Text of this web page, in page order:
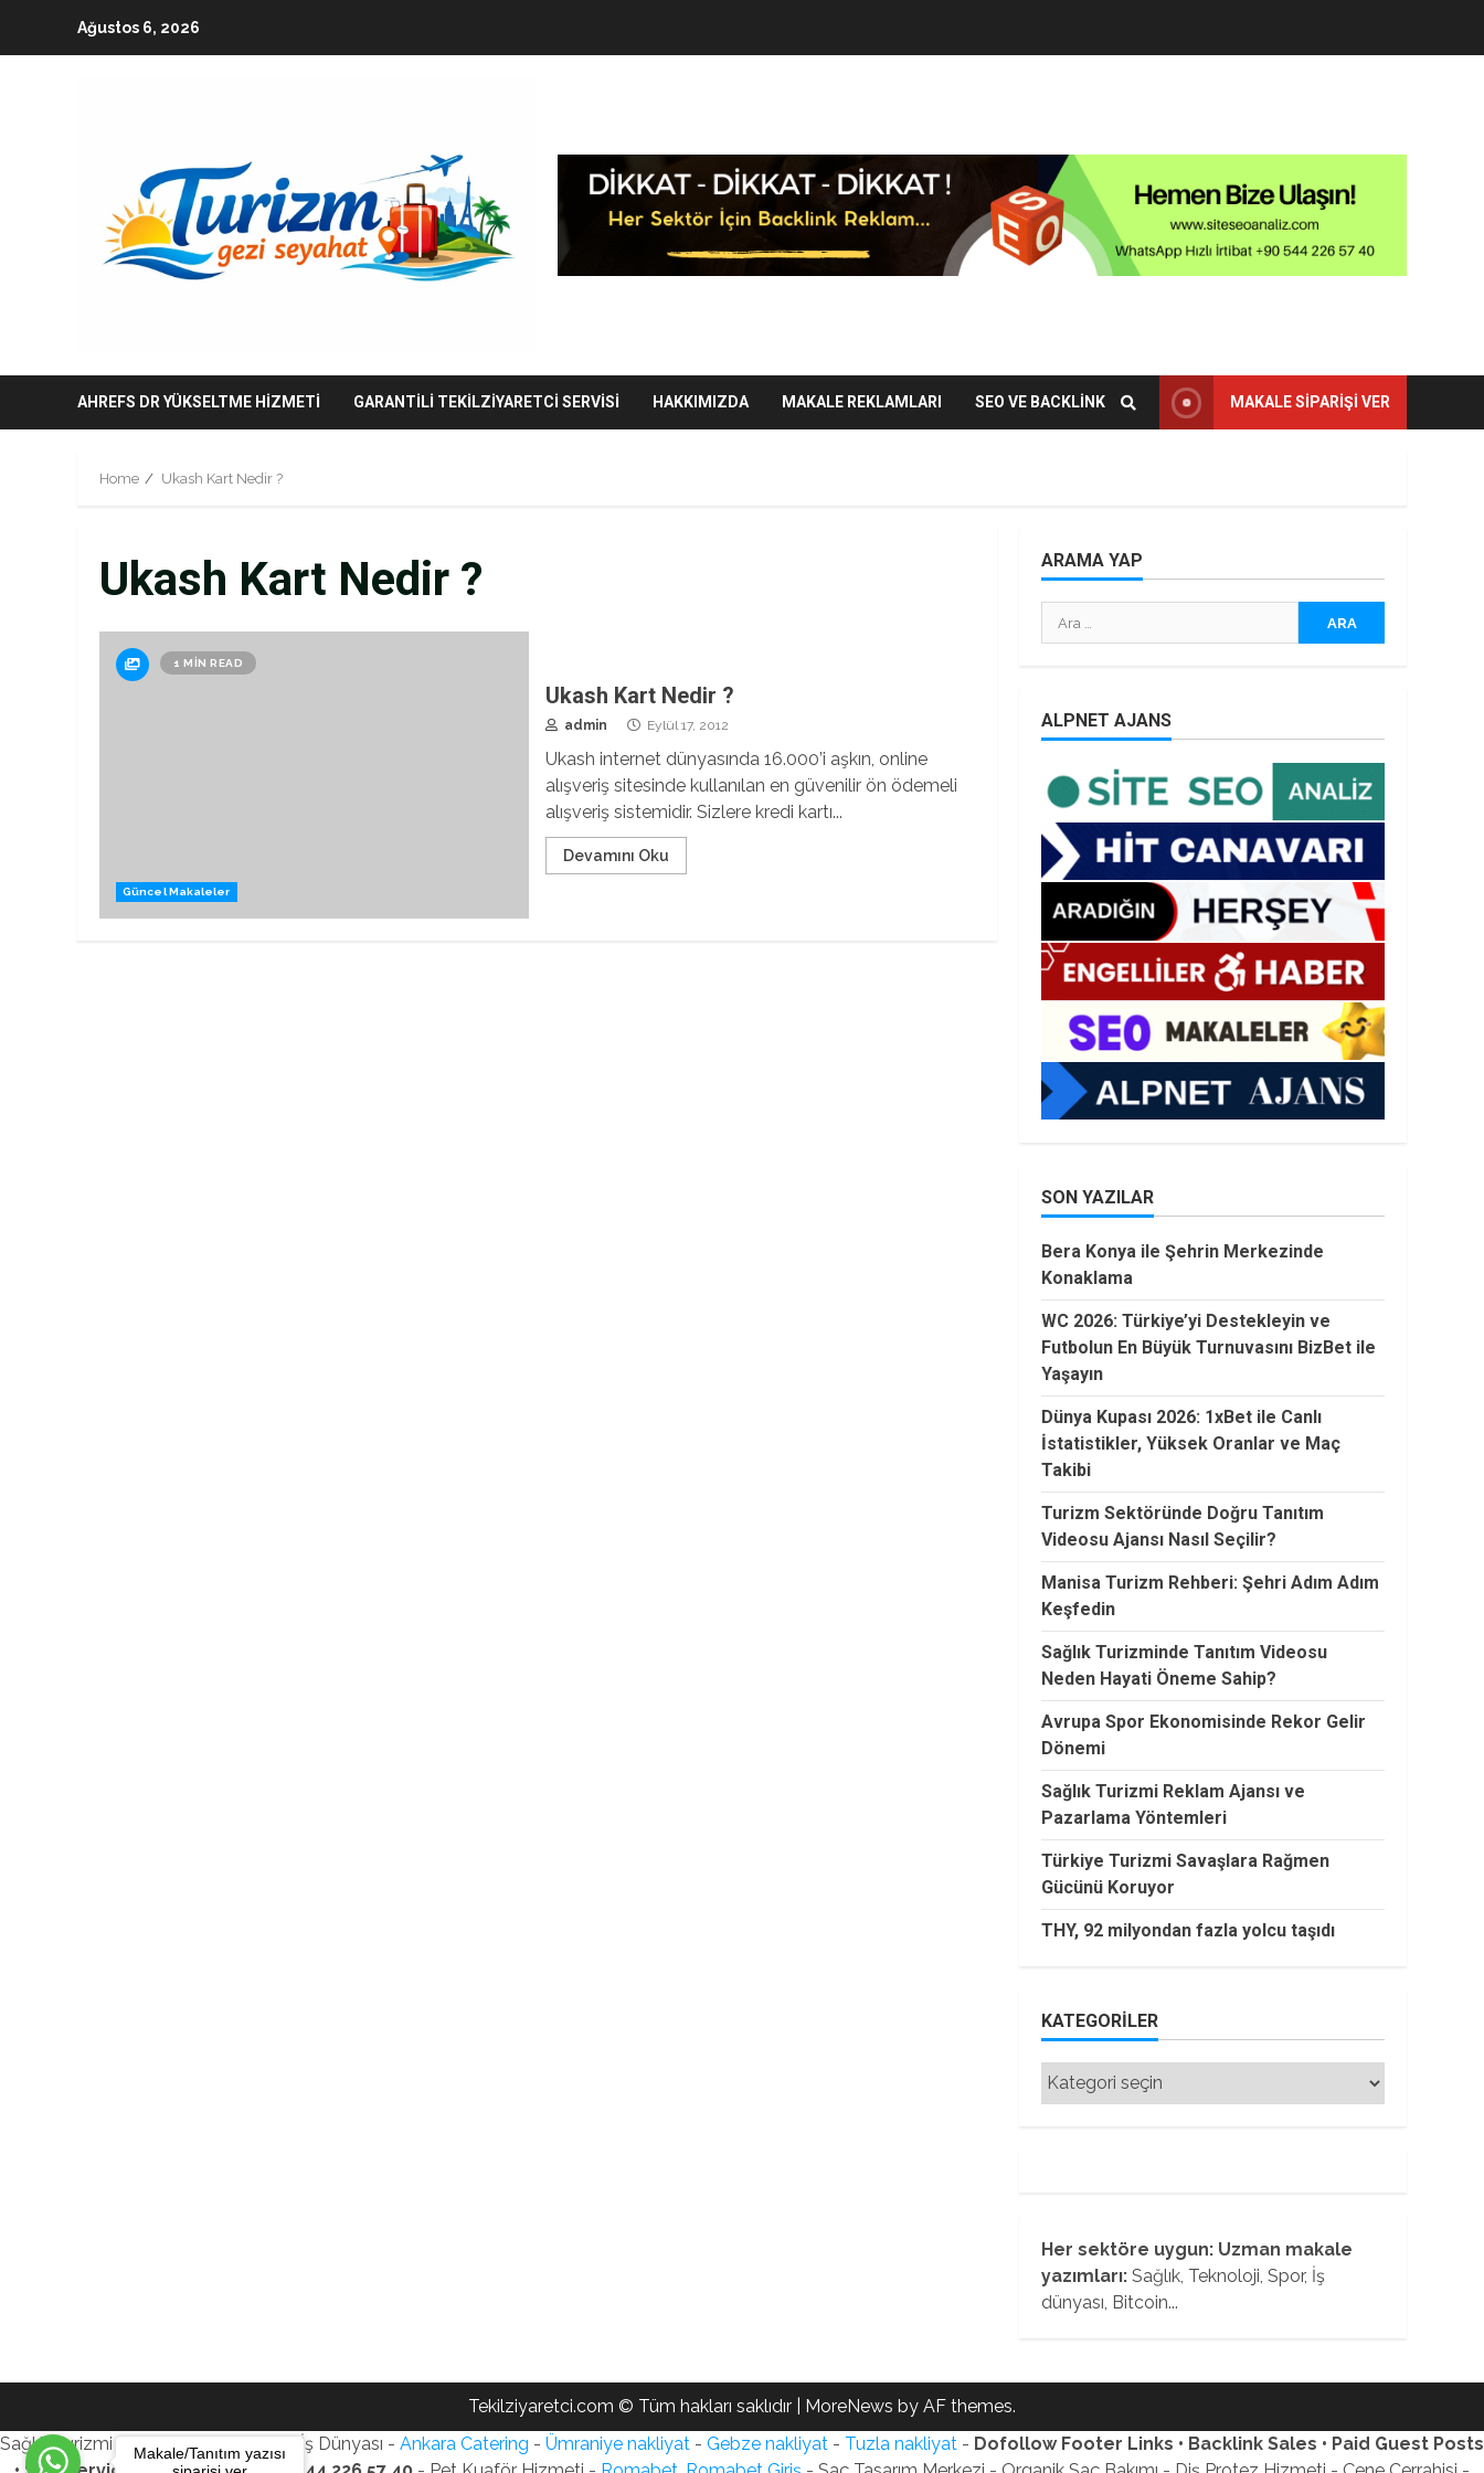
Ağustos 6, 2026
AHREFS DR YÜKSELTME HIZMETI GARANTILI TEKILZIYARETCI SERVISI HAKKIMIZDA MAKALE REKLAMLARI SEO VE BACKLINK MAKALE SIPARIŞI VER
Home Ukash Kart Nedir ?
Ukash Kart Nedir ?
1 MIN READ
Güncel Makaleler
Ukash Kart Nedir ?
admin Eylül 17, 2012
Ukash internet dünyasında 16.000’i aşkın, online
alışveriş sitesinde kullanılan en güvenilir ön ödemeli
alışveriş sistemidir. Sizlere kredi kartı...
Devamını Oku
ARAMA YAP
Arama:
ALPNET AJANS
SON YAZILAR
Bera Konya ile Şehrin Merkezinde
Konaklama
WC 2026: Türkiye’yi Destekleyin ve
Futbolun En Büyük Turnuvasını BizBet ile
Yaşayın
Dünya Kupası 2026: 1xBet ile Canlı
İstatistikler, Yüksek Oranlar ve Maç
Takibi
Turizm Sektöründe Doğru Tanıtım
Videosu Ajansı Nasıl Seçilir?
Manisa Turizm Rehberi: Şehri Adım Adım
Keşfedin
Sağlık Turizminde Tanıtım Videosu
Neden Hayati Öneme Sahip?
Avrupa Spor Ekonomisinde Rekor Gelir
Dönemi
Sağlık Turizmi Reklam Ajansı ve
Pazarlama Yöntemleri
Türkiye Turizmi Savaşlara Rağmen
Gücünü Koruyor
THY, 92 milyondan fazla yolcu taşıdı
KATEGORILER
Kategoriler
Her sektöre uygun: Uzman makale
yazımları:Sağlık, Teknoloji, Spor, İş
dünyası, Bitcoin...
Tekilziyaretci.com © Tüm hakları saklıdır MoreNews by AF themes.
Sağlık Turizmi Reklam Ajansı - Gezi - İş Dünyası - Ankara Catering - Ümraniye nakliyat - Gebze nakliyat - Tuzla nakliyat - Dofollow Footer Links • Backlink Sales • Paid Guest Posts
Makale/Tanıtım yazısı